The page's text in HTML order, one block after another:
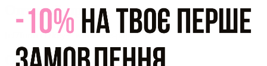
Оптовий прайс
[cf7form cf7key="wholesale-popup"]
Обсмажування кави